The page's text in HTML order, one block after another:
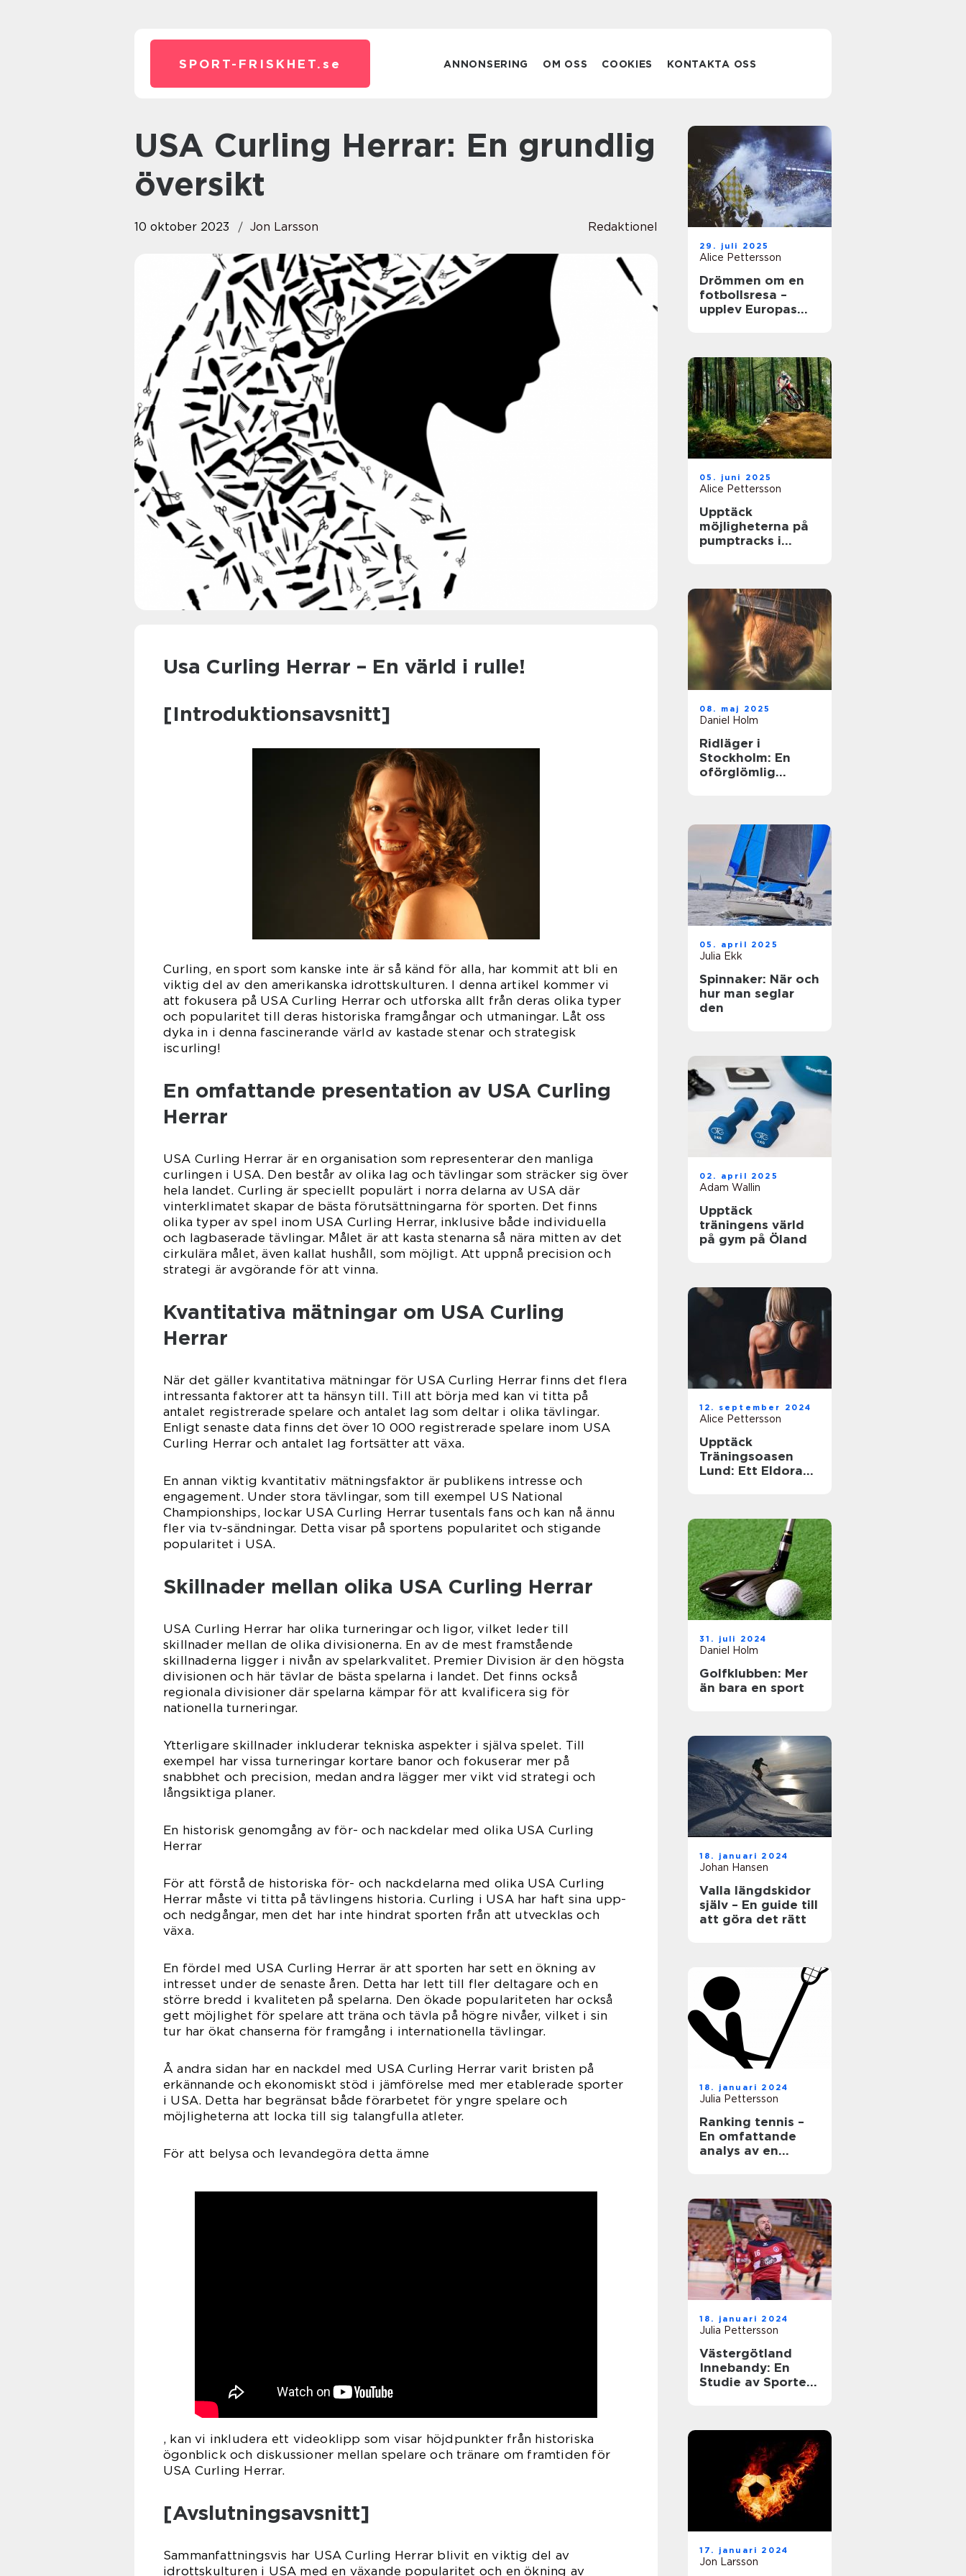
SPORT-FRISKHET. se ANNONSERING OM OSS COOKIES KONTAKTA OSS
USA Curling Herrar: En grundlig
översikt
10 oktober 2023 Jon Larsson Redaktionel
Usa Curling Herrar – En värld i rulle!
[Introduktionsavsnitt]
Curling, en sport som kanske inte är så känd för alla, har kommit att bli en
viktig del av den amerikanska idrottskulturen. I denna artikel kommer vi
att fokusera på USA Curling Herrar och utforska allt från deras olika typer
och popularitet till deras historiska framgångar och utmaningar. Låt oss
dyka in i denna fascinerande värld av kastade stenar och strategisk
iscurling!
En omfattande presentation av USA Curling
Herrar
USA Curling Herrar är en organisation som representerar den manliga
curlingen i USA. Den består av olika lag och tävlingar som sträcker sig över
hela landet. Curling är speciellt populärt i norra delarna av USA där
vinterklimatet skapar de bästa förutsättningarna för sporten. Det finns
olika typer av spel inom USA Curling Herrar, inklusive både individuella
och lagbaserade tävlingar. Målet är att kasta stenarna så nära mitten av det
cirkulära målet, även kallat hushåll, som möjligt. Att uppnå precision och
strategi är avgörande för att vinna.
Kvantitativa mätningar om USA Curling
Herrar
När det gäller kvantitativa mätningar för USA Curling Herrar finns det flera
intressanta faktorer att ta hänsyn till. Till att börja med kan vi titta på
antalet registrerade spelare och antalet lag som deltar i olika tävlingar.
Enligt senaste data finns det över 10 000 registrerade spelare inom USA
Curling Herrar och antalet lag fortsätter att växa.
En annan viktig kvantitativ mätningsfaktor är publikens intresse och
engagement. Under stora tävlingar, som till exempel US National
Championships, lockar USA Curling Herrar tusentals fans och kan nå ännu
fler via tv-sändningar. Detta visar på sportens popularitet och stigande
popularitet i USA.
Skillnader mellan olika USA Curling Herrar
USA Curling Herrar har olika turneringar och ligor, vilket leder till
skillnader mellan de olika divisionerna. En av de mest framstående
skillnaderna ligger i nivån av spelarkvalitet. Premier Division är den högsta
divisionen och här tävlar de bästa spelarna i landet. Det finns också
regionala divisioner där spelarna kämpar för att kvalificera sig för
nationella turneringar.
Ytterligare skillnader inkluderar tekniska aspekter i själva spelet. Till
exempel har vissa turneringar kortare banor och fokuserar mer på
snabbhet och precision, medan andra lägger mer vikt vid strategi och
långsiktiga planer.
En historisk genomgång av för- och nackdelar med olika USA Curling
Herrar
För att förstå de historiska för- och nackdelarna med olika USA Curling
Herrar måste vi titta på tävlingens historia. Curling i USA har haft sina upp-
och nedgångar, men det har inte hindrat sporten från att utvecklas och
växa.
En fördel med USA Curling Herrar är att sporten har sett en ökning av
intresset under de senaste åren. Detta har lett till fler deltagare och en
större bredd i kvaliteten på spelarna. Den ökade populariteten har också
gett möjlighet för spelare att träna och tävla på högre nivåer, vilket i sin
tur har ökat chanserna för framgång i internationella tävlingar.
Å andra sidan har en nackdel med USA Curling Herrar varit bristen på
erkännande och ekonomiskt stöd i jämförelse med mer etablerade sporter
i USA. Detta har begränsat både förarbetet för yngre spelare och
möjligheterna att locka till sig talangfulla atleter.
För att belysa och levandegöra detta ämne
, kan vi inkludera ett videoklipp som visar höjdpunkter från historiska
ögonblick och diskussioner mellan spelare och tränare om framtiden för
USA Curling Herrar.
[Avslutningsavsnitt]
Sammanfattningsvis har USA Curling Herrar blivit en viktig del av
idrottskulturen i USA med en växande popularitet och en ökning av
29. juli 2025
Alice Pettersson
Drömmen om en
fotbollsresa –
upplev Europas
05. juni 2025
Alice Pettersson
Upptäck
möjligheterna på
pumptracks i
08. maj 2025
Daniel Holm
Ridläger i
Stockholm: En
oförglömlig
05. april 2025
Julia Ekk
Spinnaker: När och
hur man seglar
den
02. april 2025
Adam Wallin
Upptäck
träningens värld
på gym på Öland
12. september 2024
Alice Pettersson
Upptäck
Träningsoasen
Lund: Ett Eldorado
31. juli 2024
Daniel Holm
Golfklubben: Mer
än bara en sport
18. januari 2024
Johan Hansen
Valla längdskidor
själv – En guide till
att göra det rätt
18. januari 2024
Julia Pettersson
Ranking tennis –
En omfattande
analys av en
18. januari 2024
Julia Pettersson
Västergötland
Innebandy: En
Studie av Sporten
17. januari 2024
Jon Larsson